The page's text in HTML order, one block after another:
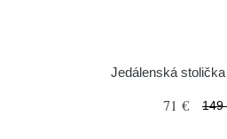
Jedálenská
71 € 149